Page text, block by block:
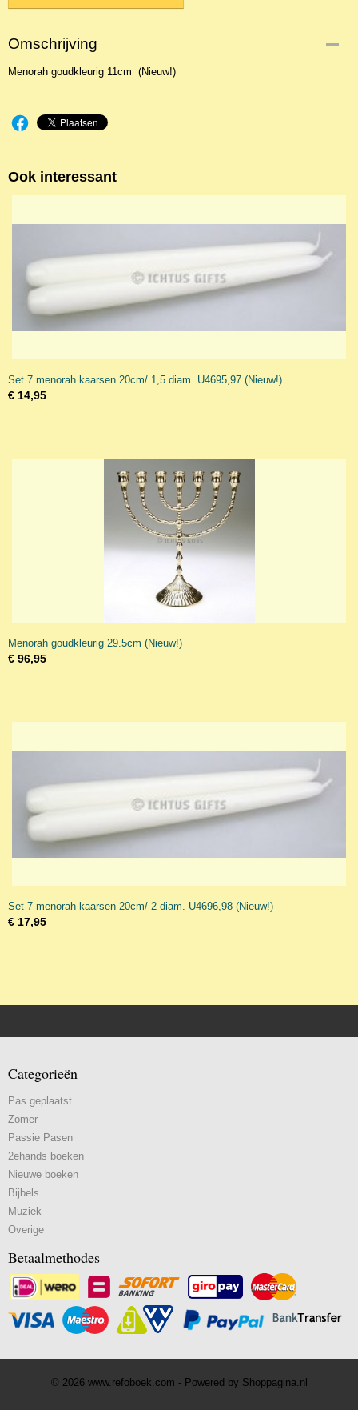
Omschrijving
Menorah goudkleurig 11cm (Nieuw!)
Ook interessant
Set 7 menorah kaarsen 20cm/ 1,5 diam. U4695,97 (Nieuw!)
€ 14,95
Menorah goudkleurig 29.5cm (Nieuw!)
€ 96,95
Set 7 menorah kaarsen 20cm/ 2 diam. U4696,98 (Nieuw!)
€ 17,95
Categorieën
Pas geplaatst
Zomer
Passie Pasen
2ehands boeken
Nieuwe boeken
Bijbels
Muziek
Overige
Betaalmethodes
© 2026 www.refoboek.com - Powered by Shoppagina.nl